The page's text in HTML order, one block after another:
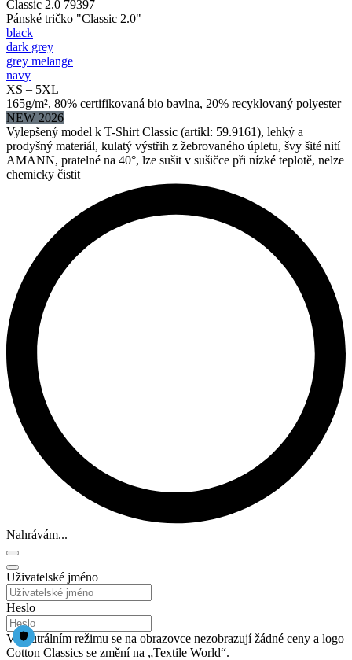
Classic 2.0 79397
Pánské tričko "Classic 2.0"
black
dark grey
grey melange
navy
XS – 5XL
165g/m², 80% certifikovaná bio bavlna, 20% recyklovaný polyester
NEW 2026
Vylepšený model k T-Shirt Classic (artikl: 59.9161), lehký a
prodyšný materiál, kulatý výstřih z žebrovaného úpletu, švy šité nití
AMANN, pratelné na 40°, lze sušit v sušičce při nízké teplotě, nelze
chemicky čistit
Nahrávám...
Uživatelské jméno
Heslo
V neutrálním režimu se na obrazovce nezobrazují žádné ceny a logo
Cotton Classics se změní na „Textile World“.